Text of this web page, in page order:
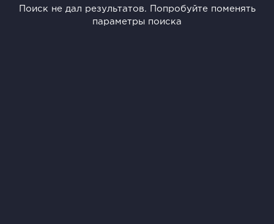
Поиск не дал результатов. Попробуйте поменять
параметры поиска